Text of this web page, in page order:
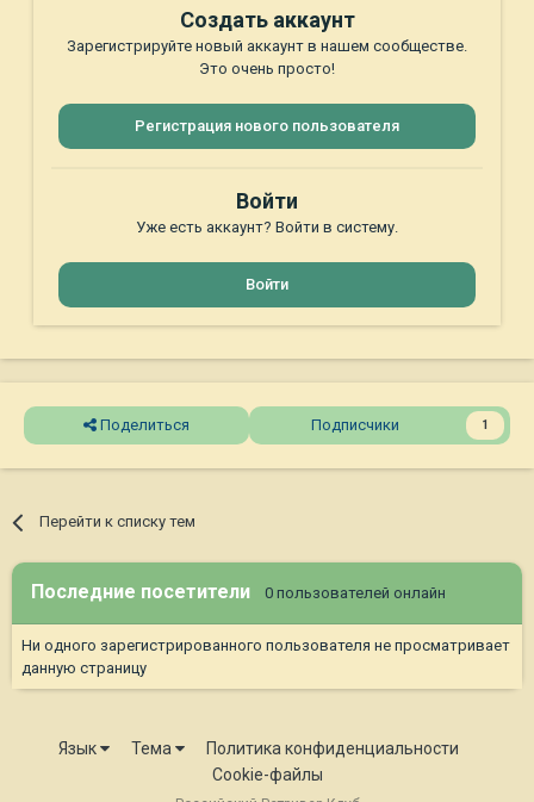
Создать аккаунт
Зарегистрируйте новый аккаунт в нашем сообществе.
Это очень просто!
Регистрация нового пользователя
Войти
Уже есть аккаунт? Войти в систему.
Войти
Поделиться Подписчики 1
Перейти к списку тем
Последние посетители 0 пользователей онлайн
Ни одного зарегистрированного пользователя не просматривает
данную страницу
Язык Тема
Политика конфиденциальности
Cookie-файлы